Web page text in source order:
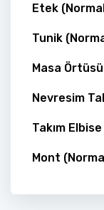
Etek
Tunik
Masa Örtüsü
Nevresim
Takım
Mont